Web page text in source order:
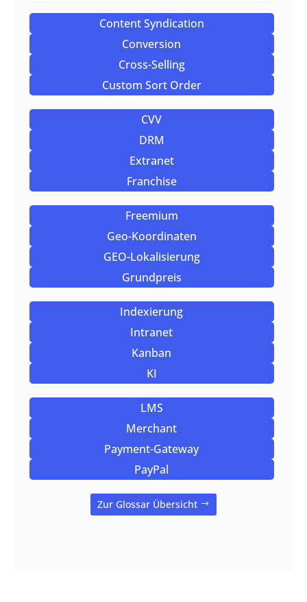
Content Syndication
Conversion
Cross-Selling
Custom Sort Order
CVV
DRM
Extranet
Franchise
Freemium
Geo-Koordinaten
GEO-Lokalisierung
Grundpreis
Indexierung
Intranet
Kanban
KI
LMS
Merchant
Payment-Gateway
PayPal
Zur Glossar Übersicht